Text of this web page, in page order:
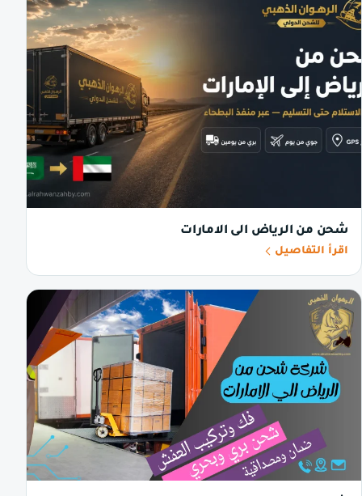
شحن من الرياض الى الامارات
اقرأ التفاصيل